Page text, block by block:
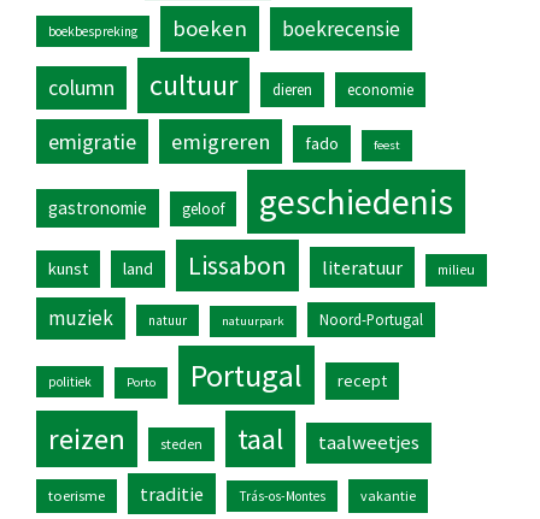
boekbespreking boeken boekrecensie
column cultuur dieren economie
emigratie emigreren fado feest
gastronomie geloof geschiedenis
kunst land Lissabon literatuur milieu
muziek natuur natuurpark Noord-Portugal
politiek Porto Portugal recept
reizen steden taal taalweetjes
toerisme traditie Trás-os-Montes vakantie